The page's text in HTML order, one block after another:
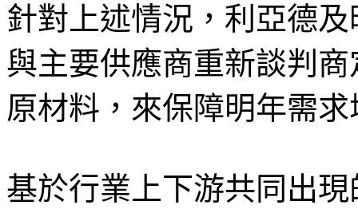
針對上述情況，利亞德
與主要供應商重新談判
原材料，來保障明年需
基於行業上下游共同出